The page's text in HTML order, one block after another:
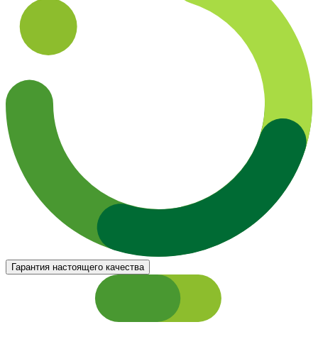
Гарантия настоящего качества